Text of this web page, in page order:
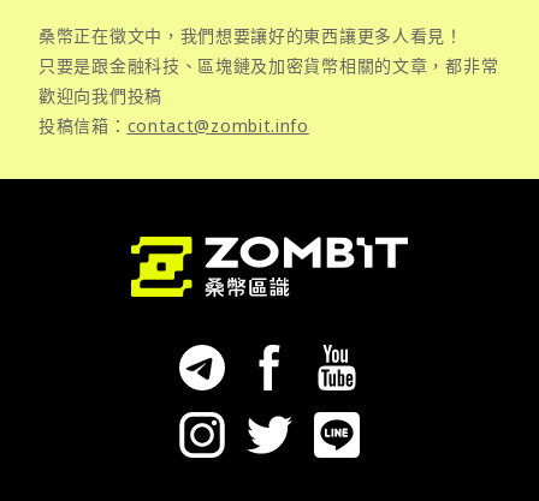
桑幣正在徵文中，我們想要讓好的東西讓更多人看見！
只要是跟金融科技、區塊鏈及加密貨幣相關的文章，都非常
歡迎向我們投稿
投稿信箱： contact@zombit.info